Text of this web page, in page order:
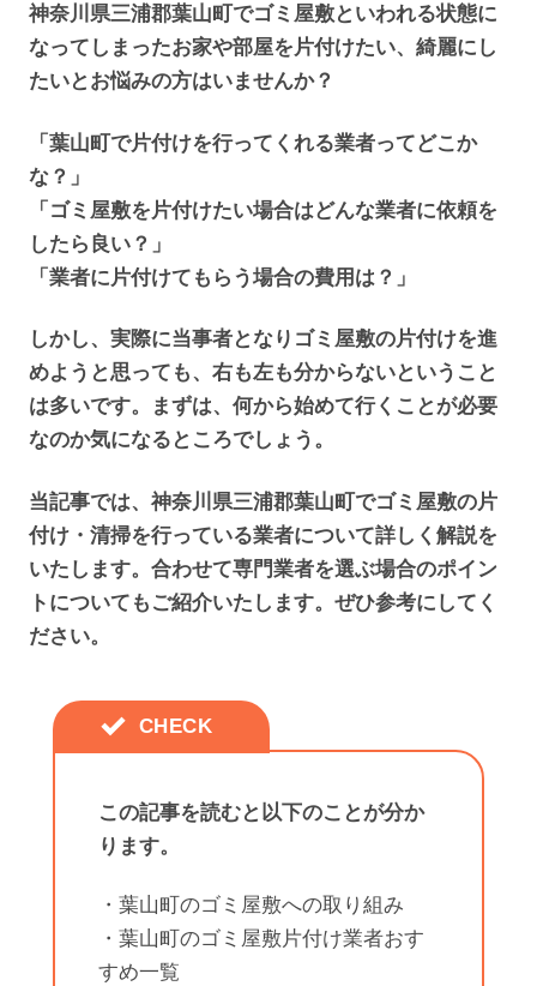
神奈川県三浦郡葉山町でゴミ屋敷といわれる状態に
なってしまったお家や部屋を片付けたい、綺麗にし
たいとお悩みの方はいませんか？
「葉山町で片付けを行ってくれる業者ってどこか
な？」
「ゴミ屋敷を片付けたい場合はどんな業者に依頼を
したら良い？」
「業者に片付けてもらう場合の費用は？」
しかし、実際に当事者となりゴミ屋敷の片付けを進
めようと思っても、右も左も分からないということ
は多いです。まずは、何から始めて行くことが必要
なのか気になるところでしょう。
当記事では、神奈川県三浦郡葉山町でゴミ屋敷の片
付け・清掃を行っている業者について詳しく解説を
いたします。合わせて専門業者を選ぶ場合のポイン
トについてもご紹介いたします。ぜひ参考にしてく
ださい。
この記事を読むと以下のことが分か
ります。
・葉山町のゴミ屋敷への取り組み
・葉山町のゴミ屋敷片付け業者おす
すめ一覧